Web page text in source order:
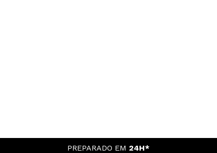
PREPARADO EM 24H*